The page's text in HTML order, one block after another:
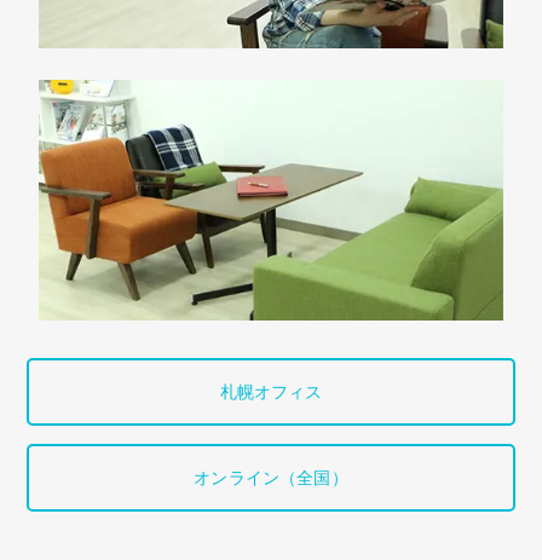
札幌オフィス
オンライン（全国）